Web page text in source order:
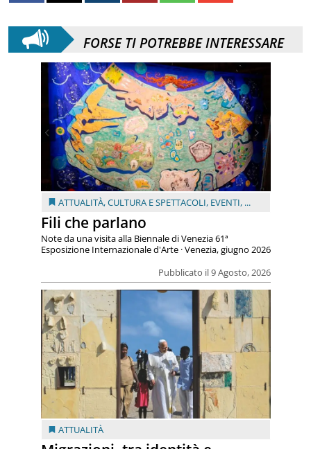
FORSE TI POTREBBE INTERESSARE
ATTUALITÀ,CULTURA E SPETTACOLI, EVENTI, ...
Fili che parlano
Pubblicato il 9 Agosto, 2026
Note da una visita alla Biennale di Venezia 61ª
Esposizione Internazionale d'Arte · Venezia, giugno 2026
ATTUALITÀ